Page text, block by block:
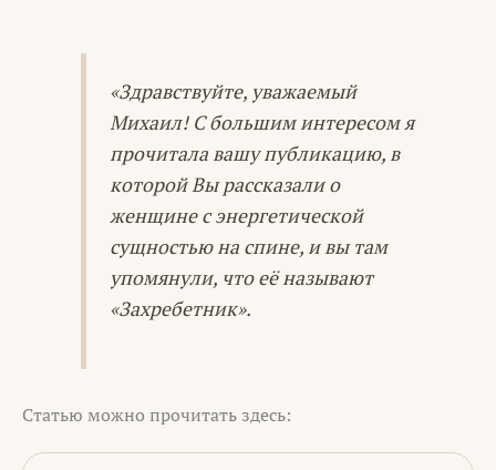
«Здравствуйте, уважаемый
Михаил! С большим интересом я
прочитала вашу публикацию, в
которой Вы рассказали о
женщине с энергетической
сущностью на спине, и вы там
упомянули, что её называют
«Захребетник».
Статью можно прочитать здесь: